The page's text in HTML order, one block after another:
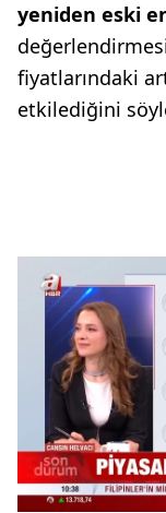
yeniden eski
fiyatlarındaki
etkilediğini